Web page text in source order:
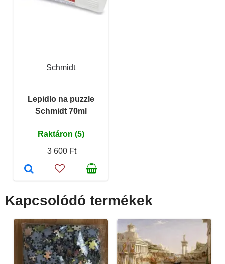
Schmidt
Lepidlo na puzzle
Schmidt 70ml
Raktáron (5)
3 600 Ft
Kapcsolódó termékek